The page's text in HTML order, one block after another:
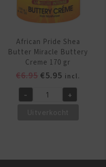
African Pride Shea
Butter Miracle Buttery
Creme 170 gr
€6.95
was:
€5.95 Huidige
prijs
is:
incl.
African
Buttery
- +